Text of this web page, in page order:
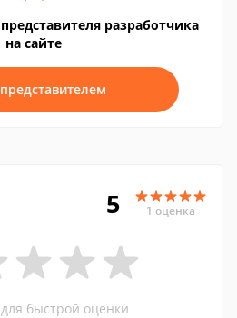
разработчика
на сайте
5 1 оценка
быстрой оценки